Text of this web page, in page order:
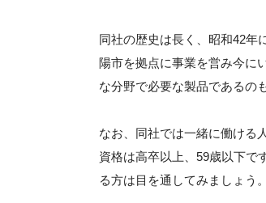
同社の歴史は長く、昭和42年
陽市を拠点に事業を営み今に
な分野で必要な製品であるの
なお、同社では一緒に働ける
資格は高卒以上、59歳以下で
る方は目を通してみましょう。